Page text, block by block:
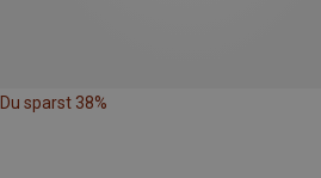
Du sparst 38%